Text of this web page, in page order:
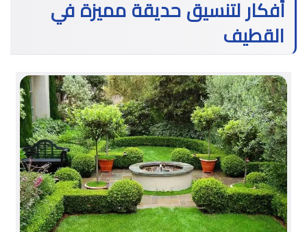
أفكار لتنسيق حديقة مميزة في
القطيف